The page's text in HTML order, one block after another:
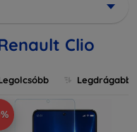
Clio
Legdrágabb